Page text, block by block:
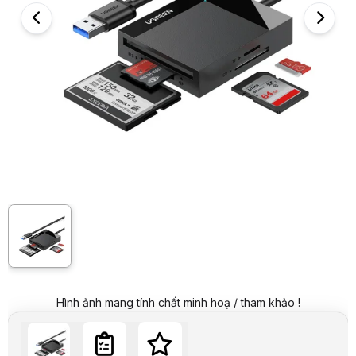
Giá niêm yết:
379.000 VND
Giá mua online:299.000 VND Tiết kiệm 80.000 VND (-21%)
Giá mua trả góp (6 tháng):49.834 VND / tháng
Trả góp qua thẻ VISA (12 tháng):
24.917 VND / tháng
Giá đã bao gồm VAT
Mã sản phẩm:CARE0063
18 Tháng
Thương hiệu:UGREEN
Order trước – giao sau
Với dung lượng thẻ 256Gb bao gồm các thẻ nhớ phổ biến: khe
Thiết kế tất cả trong một với khe cắm thẻ CF/SD/TF/MS, hỗ trợ
Hỗ trợ đọc 4 loại thẻ.
Hộp sản phẩm chỉ có đầu đọc thẻ , không bao gồm thẻ nhớ.
Thông số kỹ thuật
Tên sản phẩm
Đầu Đọc thẻ nhớ SD/TF/CF/MS Chuẩn USB 3.0
Hình ảnh mang tính chất minh hoạ / tham khảo !